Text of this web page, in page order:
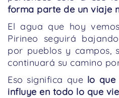
forma parte de un viaje
El agua que hoy
Pirineo seguirá
por pueblos y campos,
continuará su camino
Eso significa que lo que
influye en todo lo que